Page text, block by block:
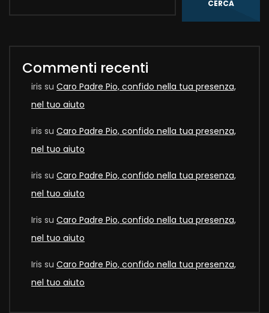
CERCA
Commenti recenti
iris su Caro Padre Pio, confido nella tua presenza,
nel tuo aiuto
iris su Caro Padre Pio, confido nella tua presenza,
nel tuo aiuto
iris su Caro Padre Pio, confido nella tua presenza,
nel tuo aiuto
Iris su Caro Padre Pio, confido nella tua presenza,
nel tuo aiuto
Iris su Caro Padre Pio, confido nella tua presenza,
nel tuo aiuto